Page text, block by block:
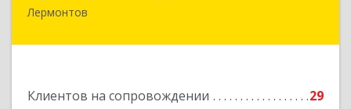
Лермонтов
Клиентов на сопровождении 29
357341, Лермонтов г, П.Лумумбы ул, дом №